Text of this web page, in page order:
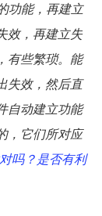
功能，再建立
效，再建立失
有些繁琐。能
失效，然后直
自动建立功能
，它们所对应
吗？是否有利